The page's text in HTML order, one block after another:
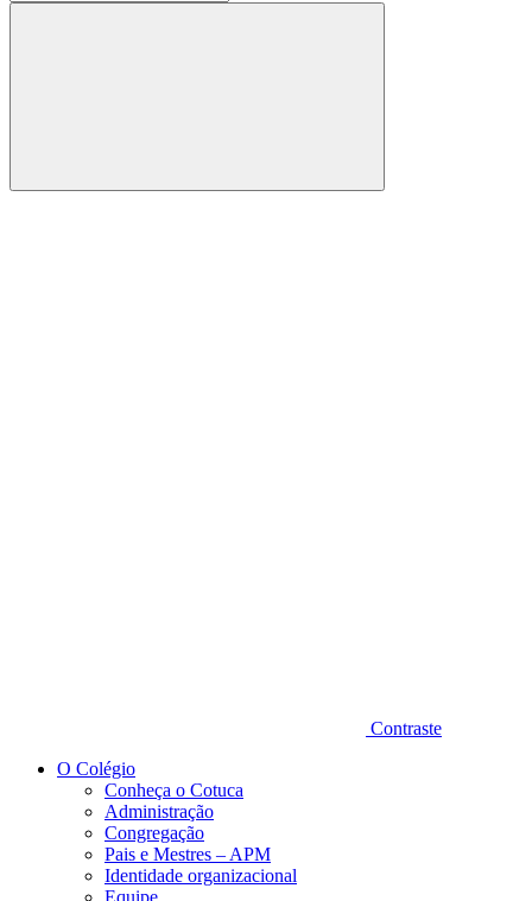
Buscar
Contraste
O Colégio
Conheça o Cotuca
Administração
Congregação
Pais e Mestres – APM
Identidade organizacional
Equipe